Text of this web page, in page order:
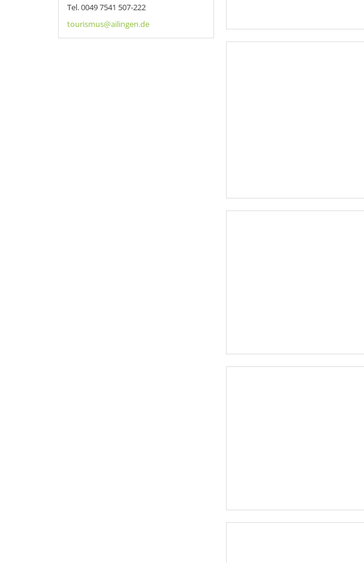
Tel. 0049 7541 507-222
tourismus@‍ailingen.‍de